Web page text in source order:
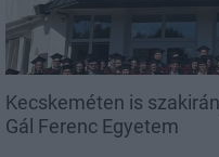
Kecskeméten is
Gál Ferenc Egyetem